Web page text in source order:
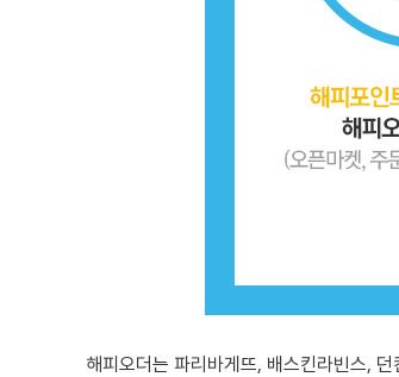
해피오더는 파리바게뜨, 배스킨라빈스,